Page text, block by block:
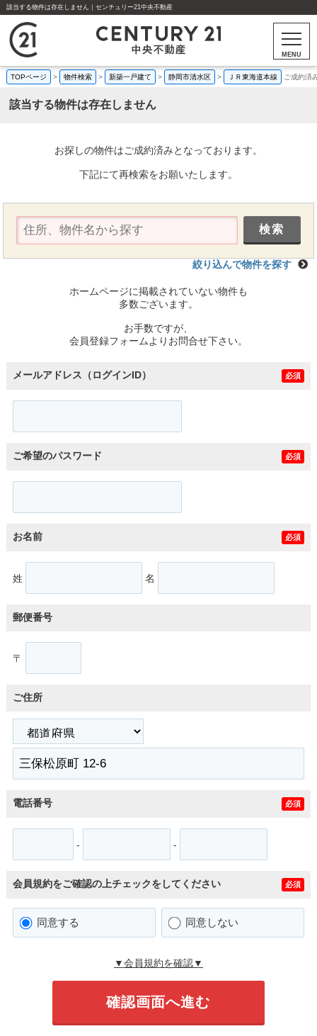
該当する物件は存在しません｜センチュリー21中央不動産
MENU
TOPページ > 物件検索 > 新築一戸建て > 静岡市清水区 > ＪＲ東海道本線 ご成約済
該当する物件は存在しません
お探しの物件はご成約済みとなっております。
下記にて再検索をお願いたします。
絞り込んで物件を探す
ホームページに掲載されていない物件も
多数ございます。
お手数ですが、
会員登録フォームよりお問合せ下さい。
メールアドレス（ログインID） 必須
ご希望のパスワード 必須
お名前 必須
姓 名
郵便番号
〒
ご住所
電話番号 必須
- -
会員規約をご確認の上チェックをしてください 必須
同意する 同意しない
▼会員規約を確認▼